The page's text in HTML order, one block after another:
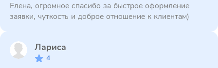
Елена, огромное спасибо за быстрое оформление
заявки, чуткость и доброе отношение к клиентам)
Лариса
4